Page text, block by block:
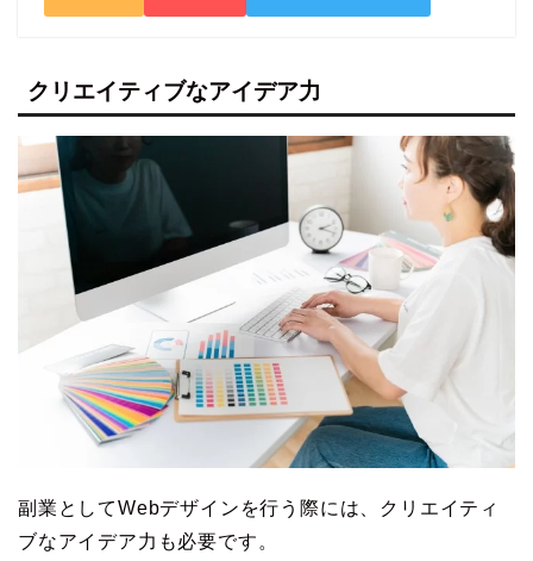
クリエイティブなアイデア力
副業としてWebデザインを行う際には、クリエイティ
ブなアイデア力も必要です。